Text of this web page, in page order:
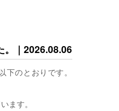
。｜2026.08.06
のとおりです。
ます。